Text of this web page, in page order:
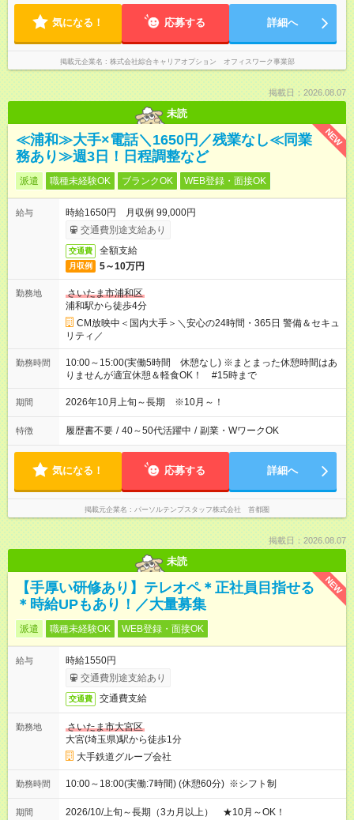
気になる！ 応募する 詳細へ
掲載元企業名 株式会社綜合キャリアオプション オフィスワーク事業部
掲載日：2026.08.07
未読
NEW
≪浦和≫大手×電話＼1650円／残業なし≪同業
務あり≫週3日！日程調整など
派遣 職種未経験OK ブランクOK WEB登録・面接OK
給与
時給1650円 月収例 99,000円
交通費別途支給あり
交通費 全額支給
月収例 5～10万円
勤務地
さいたま市浦和区
浦和駅から徒歩4分
CM放映中＜国内大手＞＼安心の24時間・365日 警備＆セキュ
リティ／
勤務時間
10:00～15:00(実働5時間 休憩なし) ※まとまった休憩時間はあ
りませんが適宜休憩＆軽食OK！ #15時まで
期間 2026年10月上旬～長期 ※10月～！
特徴 履歴書不要 / 40～50代活躍中 / 副業・WワークOK
気になる！ 応募する 詳細へ
掲載元企業名 パーソルテンプスタッフ株式会社 首都圏
掲載日：2026.08.07
未読
NEW
【手厚い研修あり】テレオペ＊正社員目指せる
＊時給UPもあり！／大量募集
派遣 職種未経験OK WEB登録・面接OK
給与
時給1550円
交通費別途支給あり
交通費 交通費支給
勤務地
さいたま市大宮区
大宮(埼玉県)駅から徒歩1分
大手鉄道グループ会社
勤務時間 10:00～18:00(実働:7時間) (休憩60分) ※シフト制
期間 2026/10/上旬～長期（3カ月以上） ★10月～OK！